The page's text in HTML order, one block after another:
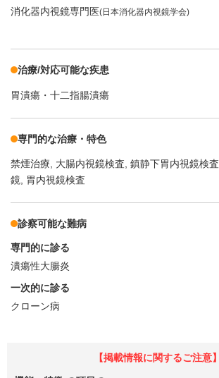
消化器内視鏡専門医(日本消化器内視鏡学会)
治療/対応可能な疾患
胃潰瘍・十二指腸潰瘍
専門的な治療・特色
禁煙治療 大腸内視鏡検査 鎮静下胃内視鏡検査
鏡
胃内視鏡検査
診察可能な難病
専門的に診る
潰瘍性大腸炎
一次的に診る
クローン病
【掲載情報に関するご注意】